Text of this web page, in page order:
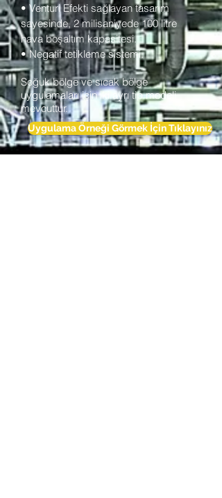
• Venturi Efekti sağlayan tasarım
sayesinde, 2 milisaniyede 100 litre
hava boşaltım kapasitesi.
• Negatif tetikleme sistemi.
Soğuk bölge ve sıcak bölge
uygulamaları için iki ayrı tip modeli
mevcuttur.
Uygulama Örneği Görmek İçin Tıklayınız